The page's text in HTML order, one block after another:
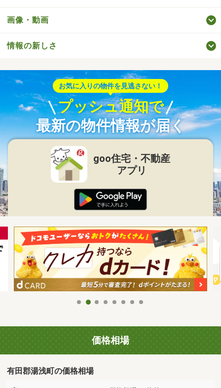
画像・動画
情報の新しさ
お気に入りの物件を見逃さない！
プッシュ通知で
最新の物件情報が届く
goo住宅・不動産
アプリ
価格相場
有田郡湯浅町の価格相場